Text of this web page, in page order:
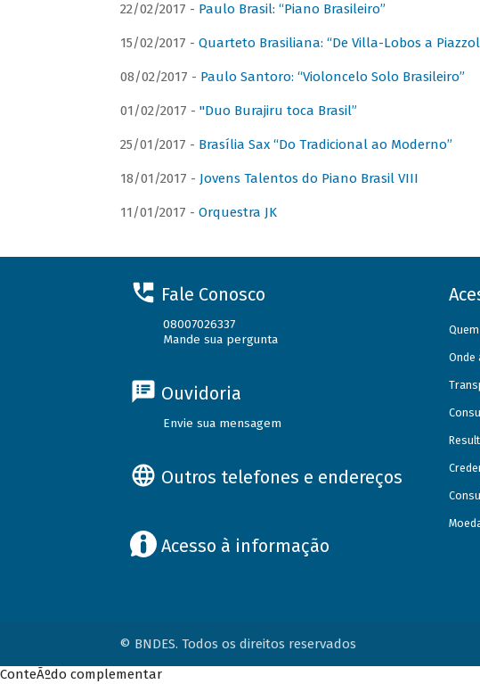
22/02/2017 - Paulo Brasil: “Piano Brasileiro”
15/02/2017 - Quarteto Brasiliana: “De Villa-Lobos a
08/02/2017 - Paulo Santoro: “Violoncelo Solo Brasileiro”
01/02/2017 - "Duo Burajiru toca Brasil”
25/01/2017 - Brasília Sax “Do Tradicional ao Moderno”
18/01/2017 - Jovens Talentos do Piano Brasil VIII
11/01/2017 - Orquestra JK
Fale Conosco
08007026337
Mande sua pergunta
Ouvidoria
Envie sua mensagem
Outros telefones e endereços
Acesso à informação
Onde
© BNDES. Todos os direitos reservados
ConteÃºdo complementar